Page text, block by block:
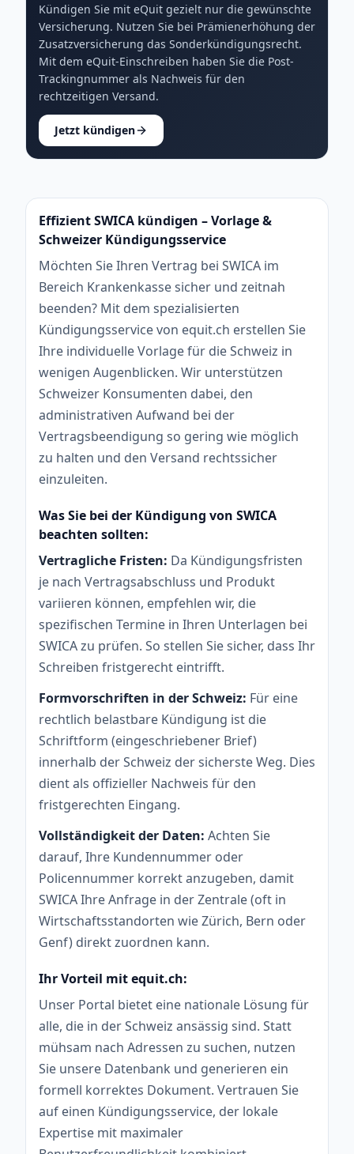
Kündigen Sie mit eQuit gezielt nur die gewünschte
Versicherung. Nutzen Sie bei Prämienerhöhung der
Zusatzversicherung das Sonderkündigungsrecht.
Mit dem eQuit-Einschreiben haben Sie die Post-
Trackingnummer als Nachweis für den
rechtzeitigen Versand.
Jetzt kündigen
Effizient SWICA kündigen – Vorlage &
Schweizer Kündigungsservice
Möchten Sie Ihren Vertrag bei SWICA im
Bereich Krankenkasse sicher und zeitnah
beenden? Mit dem spezialisierten
Kündigungsservice von equit.ch erstellen Sie
Ihre individuelle Vorlage für die Schweiz in
wenigen Augenblicken. Wir unterstützen
Schweizer Konsumenten dabei, den
administrativen Aufwand bei der
Vertragsbeendigung so gering wie möglich
zu halten und den Versand rechtssicher
einzuleiten.
Was Sie bei der Kündigung von SWICA
beachten sollten:
Vertragliche Fristen: Da Kündigungsfristen
je nach Vertragsabschluss und Produkt
variieren können, empfehlen wir, die
spezifischen Termine in Ihren Unterlagen bei
SWICA zu prüfen. So stellen Sie sicher, dass Ihr
Schreiben fristgerecht eintrifft.
Formvorschriften in der Schweiz: Für eine
rechtlich belastbare Kündigung ist die
Schriftform (eingeschriebener Brief)
innerhalb der Schweiz der sicherste Weg. Dies
dient als offizieller Nachweis für den
fristgerechten Eingang.
Vollständigkeit der Daten: Achten Sie
darauf, Ihre Kundennummer oder
Policennummer korrekt anzugeben, damit
SWICA Ihre Anfrage in der Zentrale (oft in
Wirtschaftsstandorten wie Zürich, Bern oder
Genf) direkt zuordnen kann.
Ihr Vorteil mit equit.ch:
Unser Portal bietet eine nationale Lösung für
alle, die in der Schweiz ansässig sind. Statt
mühsam nach Adressen zu suchen, nutzen
Sie unsere Datenbank und generieren ein
formell korrektes Dokument. Vertrauen Sie
auf einen Kündigungsservice, der lokale
Expertise mit maximaler